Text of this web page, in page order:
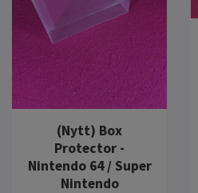
(Nytt) Box
Protector -
Nintendo 64 / Super
Nintendo